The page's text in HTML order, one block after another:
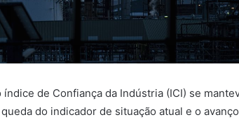
de Confiança da Indústria (ICI) se
do indicador de situação atual e o avanço